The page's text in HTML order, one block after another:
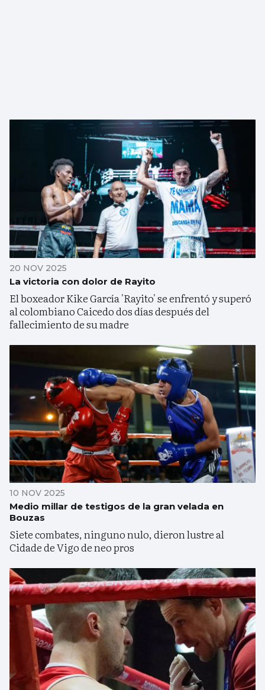
20 NOV 2025
La victoria con dolor de Rayito
El boxeador Kike García 'Rayito' se enfrentó y superó
al colombiano Caicedo dos días después del
fallecimiento de su madre
10 NOV 2025
Medio millar de testigos de la gran velada en
Bouzas
Siete combates, ninguno nulo, dieron lustre al
Cidade de Vigo de neo pros